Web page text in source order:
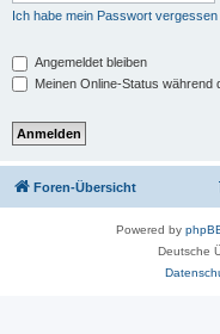
Ich habe mein Passwort vergessen
Angemeldet bleiben
Meinen Online-Status während
Foren-Übersicht
Powered by
Deutsche